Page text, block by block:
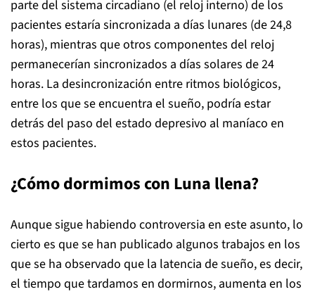
parte del sistema circadiano (el reloj interno) de los
pacientes estaría sincronizada a días lunares (de 24,8
horas), mientras que otros componentes del reloj
permanecerían sincronizados a días solares de 24
horas. La desincronización entre ritmos biológicos,
entre los que se encuentra el sueño, podría estar
detrás del paso del estado depresivo al maníaco en
estos pacientes.
¿Cómo dormimos con Luna llena?
Aunque sigue habiendo controversia en este asunto, lo
cierto es que se han publicado algunos trabajos en los
que se ha observado que la latencia de sueño, es decir,
el tiempo que tardamos en dormirnos, aumenta en los